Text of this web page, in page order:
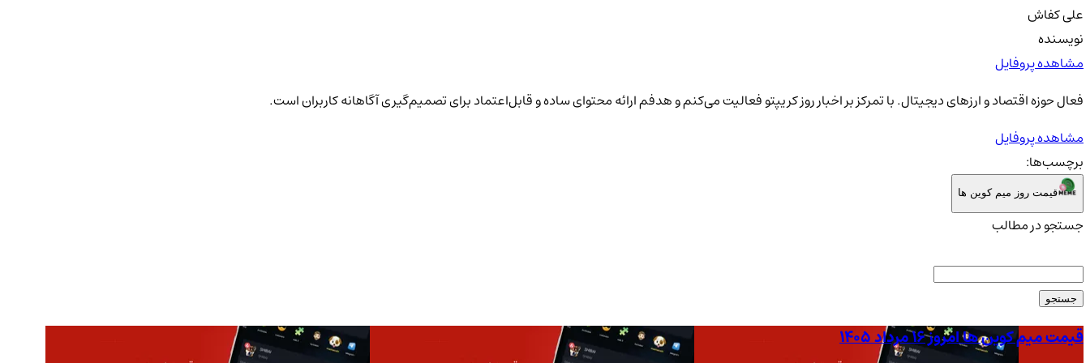
علی کفاش
نویسنده
مشاهده پروفایل
فعال حوزه اقتصاد و ارزهای دیجیتال. با تمرکز بر اخبار روز کریپتو فعالیت می‌کنم و هدفم ارائه محتوای ساده و قابل‌اعتماد برای تصمیم‌گیری آگاهانه کاربران است.
مشاهده پروفایل
برچسب‌ها:
قیمت روز میم کوین ها
جستجو در مطالب
جستجو
قیمت میم کوین ها امروز ۱۶ مرداد ۱۴۰۵